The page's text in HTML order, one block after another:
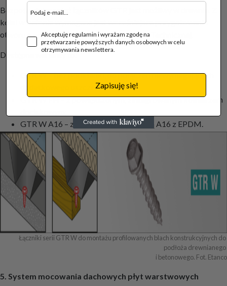
Bezpośredni montaż łączników GTR jest możliwy w drewnie. Z
kolei w betonie wymagane jest wcześniejsze przygotowanie
otworu o wymiarach określonych w Ocenie Technicznej.
Dostępne warianty to:
GTR W – bez podkładki, do połączeń niewymagających
dodatkowego uszczelnienia;
GTR W FH – z powiększonym, zintegrowanym kołnierzem
GTR W A16 – z aluminiową podkładką A16 z EPDM.
Łączniki serii GTR W do montażu profilowanych blach konstrukcyjnych do
podłoża drewnianego
i betonowego. Fot. Etanco
5. System mocowania dachowych płyt warstwowych
Akceptuję regulamin i wyrażam zgodę na
przetwarzanie powyższych danych osobowych w celu
otrzymywania newslettera.
Zapisuję się!